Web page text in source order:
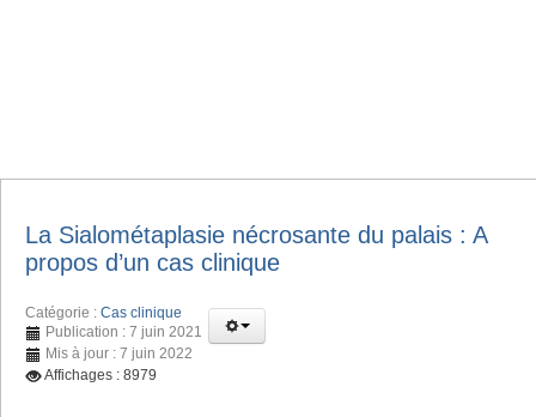
La Sialométaplasie nécrosante du palais : A
propos d’un cas clinique
Catégorie : Cas clinique
Publication : 7 juin 2021
Mis à jour : 7 juin 2022
Affichages : 8979